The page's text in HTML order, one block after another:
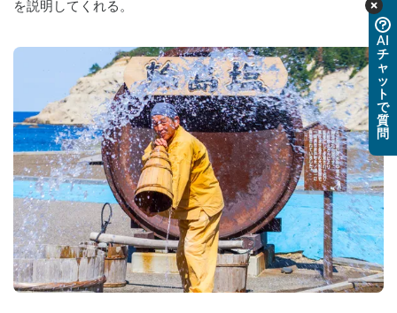
を説明してくれる。
AI
チ
ャ
ッ
ト
で
質
問